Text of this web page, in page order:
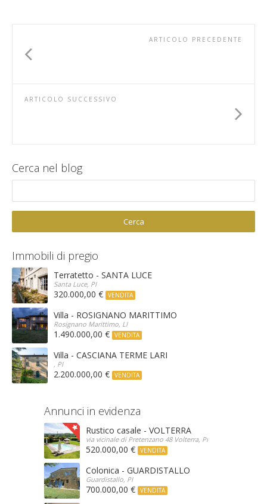
ARTICOLO PRECEDENTE
ARTICOLO SUCCESSIVO
Cerca nel blog
Cerca
Immobili di pregio
Terratetto - SANTA LUCE
Santa Luce, PI
320.000,00 € VENDITA
Villa - ROSIGNANO MARITTIMO
Rosignano Marittimo, LI
1.490.000,00 € VENDITA
Villa - CASCIANA TERME LARI
, PI
2.200.000,00 € VENDITA
Annunci in evidenza
Rustico casale - VOLTERRA
via vicinale di Pretenzano 48 Volterra, PI
520.000,00 € VENDITA
Colonica - GUARDISTALLO
Guardistallo, PI
700.000,00 € VENDITA